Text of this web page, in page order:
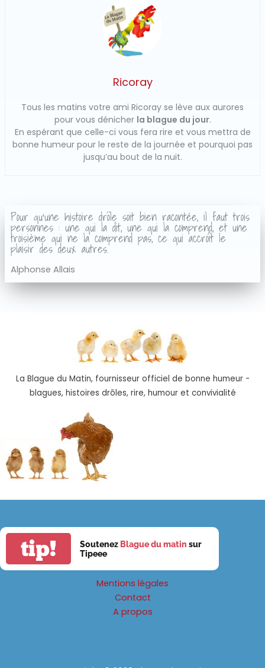
Ricoray
Tous les matins votre ami Ricoray se lève aux aurores
pour vous dénicher la blague du jour.
En espérant que celle-ci vous fera rire et vous mettra de
bonne humeur pour le reste de la journée et pourquoi pas
jusqu’au bout de la nuit.
Pour qu'une histoire drôle soit bien racontée, il faut trois
personnes : une qui la dit, une qui la comprend, et une
troisième qui ne la comprend pas, ce qui accroît le
plaisir des deux autres.
Alphonse Allais
La Blague du Matin, fournisseur officiel de bonne humeur -
blagues, histoires drôles, rire, humour et convivialité
tip! Soutenez Blague du matin sur
Tipeee
Mentions légales
Contact
A propos